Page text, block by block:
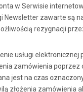
w Serwisie
Newsletter zawarte są
rezygnacji
usługi elektronicznej
zamówienia poprzez
jest na czas
złożenia zamówienia